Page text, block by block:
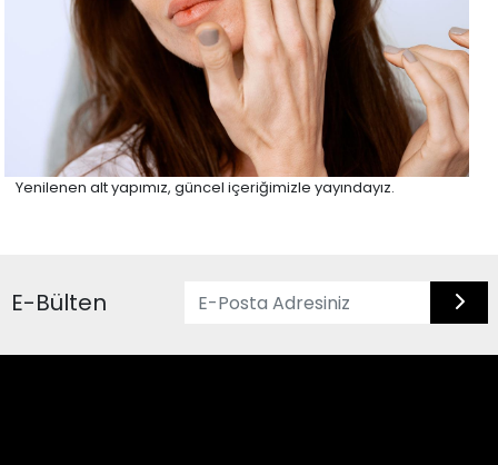
Yenilenen alt yapımız, güncel içeriğimizle yayındayız.
E-Bülten